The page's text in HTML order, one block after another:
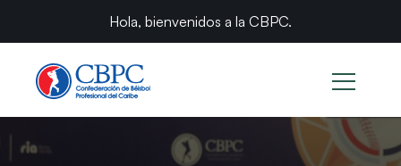
Hola, bienvenidos a la CBPC.